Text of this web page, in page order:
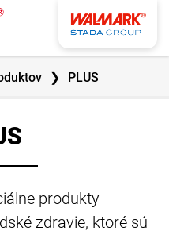
PLUS
produkty
zdravie, ktoré sú